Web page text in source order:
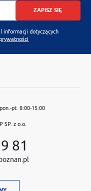
ZAPISZ SIĘ
informacji dotyczących
pt. 8:00-15:00
SP. z o.o.
81